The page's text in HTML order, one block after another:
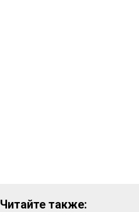
Читайте также: